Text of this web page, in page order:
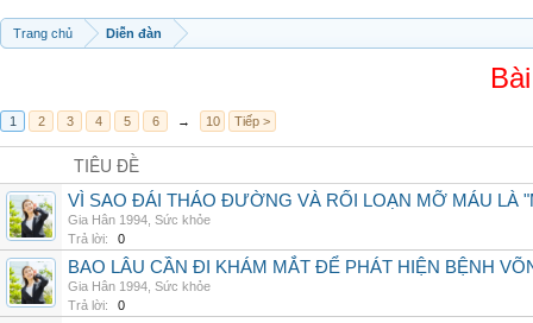
Trang chủ Diễn đàn
1 2 3 4 5 6 → 10 Tiếp >
TIÊU ĐỀ
VÌ SAO ĐÁI THÁO ĐƯỜNG VÀ RỐI LOẠN MỠ MÁU LÀ
Gia Hân 1994 Sức khỏe
Trả lời:
0
BAO LÂU CẦN ĐI KHÁM MẮT ĐỂ PHÁT HIỆN BỆNH
Gia Hân 1994 Sức khỏe
Trả lời:
0